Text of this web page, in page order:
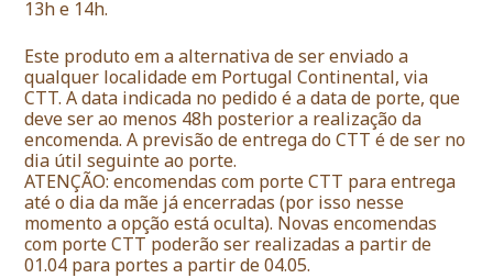
13h e 14h.
Este produto em a alternativa de ser enviado a
qualquer localidade em Portugal Continental, via
CTT. A data indicada no pedido é a data de porte, que
deve ser ao menos 48h posterior a realização da
encomenda. A previsão de entrega do CTT é de ser no
dia útil seguinte ao porte.
ATENÇÃO: encomendas com porte CTT para entrega
até o dia da mãe já encerradas (por isso nesse
momento a opção está oculta). Novas encomendas
com porte CTT poderão ser realizadas a partir de
01.04 para portes a partir de 04.05.